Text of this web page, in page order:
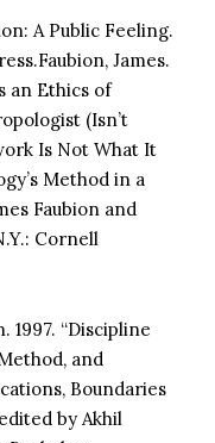
A Public Feeling.
James.
an Ethics of
(Isn’t
Is Not What It
Method in a
Faubion and
Cornell
1997. “Discipline
and
Boundaries
by Akhil